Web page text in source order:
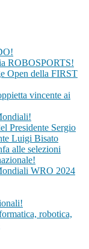
ROBOSPORTS!
Open della FIRST
vincente ai
Presidente Sergio
Luigi Bisato
alle selezioni
WRO 2024
robotica,